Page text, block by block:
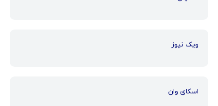
ویک نیوز
اسکای وان